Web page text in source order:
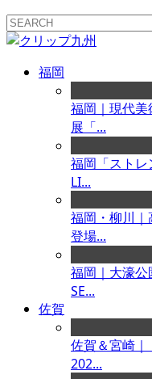
福岡
福岡｜現代
展「...
福岡「ストレ
LI...
福岡・柳川
登場...
福岡｜大濠
SE...
佐賀
佐賀＆宮崎
202...